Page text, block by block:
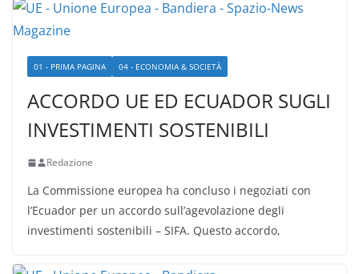
01 - PRIMA PAGINA 04 - ECONOMIA & SOCIETÀ
ACCORDO UE ED ECUADOR SUGLI
INVESTIMENTI SOSTENIBILI
Redazione
La Commissione europea ha concluso i negoziati con
l’Ecuador per un accordo sull’agevolazione degli
investimenti sostenibili – SIFA. Questo accordo,